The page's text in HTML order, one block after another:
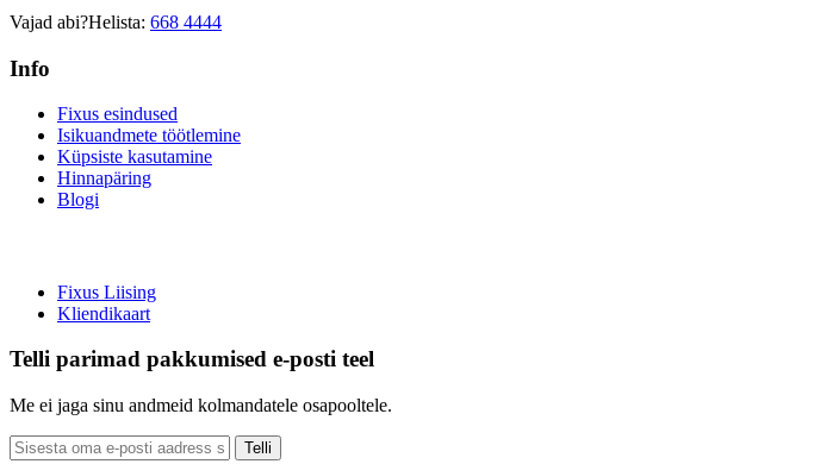
Vajad abi?Helista: 668 4444
Info
Fixus esindused
Isikuandmete töötlemine
Küpsiste kasutamine
Hinnapäring
Blogi
Fixus Liising
Kliendikaart
Telli parimad pakkumised e-posti teel
Me ei jaga sinu andmeid kolmandatele osapooltele.
Telli